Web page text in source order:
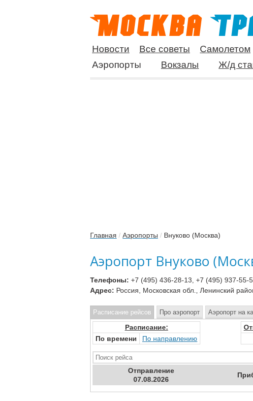
Новости Все советы Самолетом
Аэропорты
Вокзалы Ж/д
Главная / Аэропорты / Внуково (Москва)
Аэропорт Внуково
Телефоны: +7 (495) 436-28-13, +7 (495) 937-55-
Адрес: Россия, Московская обл., Ленинский
Расписание рейсов
Расписание:
По времени
По направлению
Отправление
07.08.2026
Про аэропорт Аэропорт на